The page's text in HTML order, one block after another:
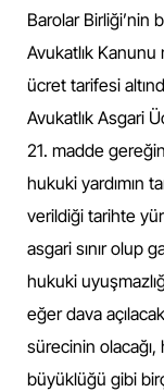
Barolar Birliği’nin
Avukatlık Kanunu
ücret tarifesi
Avukatlık Asgari
21. madde
hukuki yardımın
verildiği tarihte
asgari sınır olup
hukuki
eğer dava
sürecinin
büyüklüğü gibi